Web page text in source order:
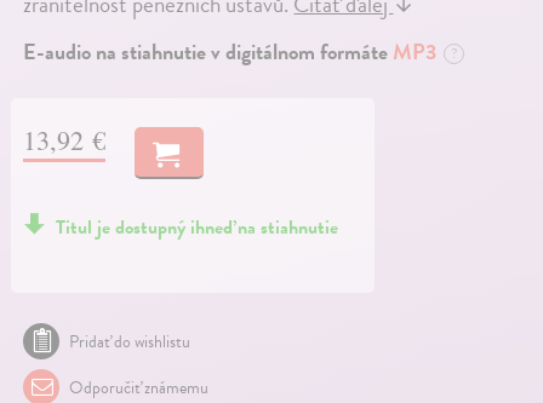
E-audio na stiahnutie v digitálnom formáteMP3 ?
13,92 €
Titul je dostupný ihneď na stiahnutie
Pridať do wishlistu
Odporučiť známemu